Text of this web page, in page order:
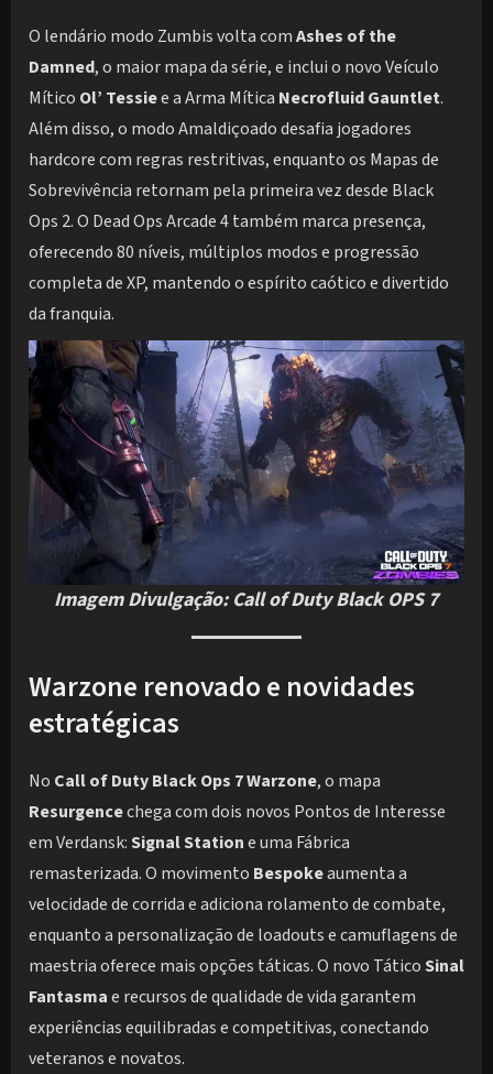
O lendário modo Zumbis volta comAshes of the
Damned, o maior mapa da série, e inclui o novo Veículo
Mítico Ol’ Tessiee a Arma Mítica Necrofluid Gauntlet.
Além disso, o modo Amaldiçoado desafia jogadores
hardcore com regras restritivas, enquanto os Mapas de
Sobrevivência retornam pela primeira vez desde Black
Ops 2. O Dead Ops Arcade 4 também marca presença,
oferecendo 80 níveis, múltiplos modos e progressão
completa de XP, mantendo o espírito caótico e divertido
da franquia.
Imagem Divulgação: Call of Duty Black OPS 7
Warzone renovado e novidades
estratégicas
No Call of Duty Black Ops 7 Warzone, o mapa
Resurgencechega com dois novos Pontos de Interesse
em Verdansk:Signal Statione uma Fábrica
remasterizada. O movimento Bespokeaumenta a
velocidade de corrida e adiciona rolamento de combate,
enquanto a personalização de loadouts e camuflagens de
maestria oferece mais opções táticas. O novo TáticoSinal
Fantasmae recursos de qualidade de vida garantem
experiências equilibradas e competitivas, conectando
veteranos e novatos.